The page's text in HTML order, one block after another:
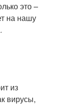
это –
на нашу
из
вирусы,